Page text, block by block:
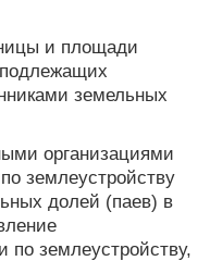
и площади
земельных
организациями
землеустройству
долей (паев) в
по землеустройству,